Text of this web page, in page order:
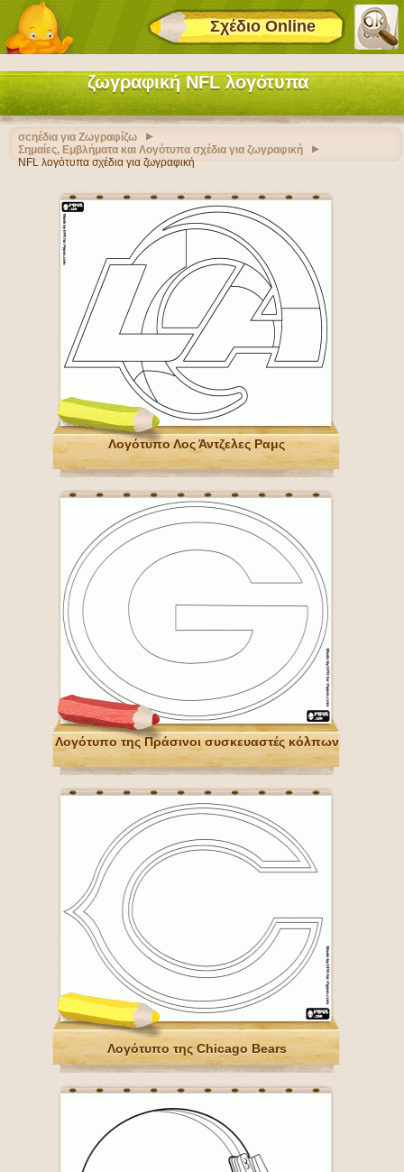
Σχέδιο Online
ζωγραφική NFL λογότυπα
σcηέδια για Ζωγραφίζω
Σημαίες, Εμβλήματα και Λογότυπα σχέδια για ζωγραφική
NFL λογότυπα σχέδια για ζωγραφική
Λογότυπο Λος Άντζελες Ραμς
Λογότυπο της Πράσινοι συσκευαστές κόλπων
Λογότυπο της Chicago Bears